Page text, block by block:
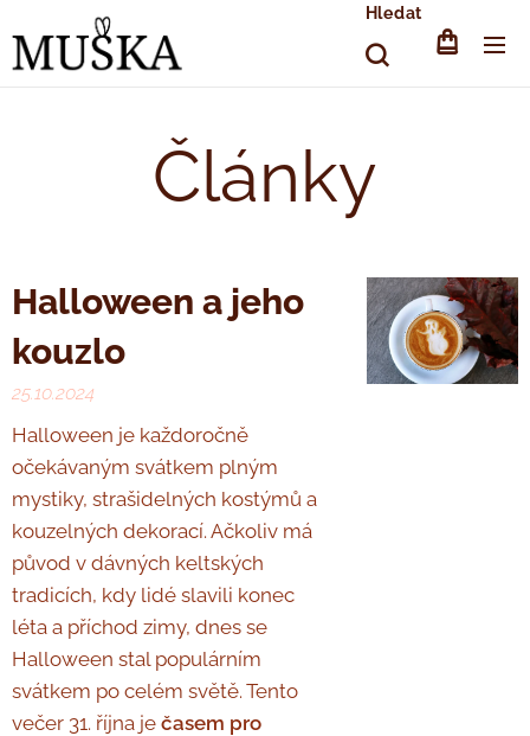
Hledat
Články
Halloween a jeho
kouzlo ♥
25.10.2024
Halloween je každoročně
očekávaným svátkem plným
mystiky, strašidelných kostýmů a
kouzelných dekorací. Ačkoliv má
původ v dávných keltských
tradicích, kdy lidé slavili konec
léta a příchod zimy, dnes se
Halloween stal populárním
svátkem po celém světě. Tento
večer 31. října je časem pro